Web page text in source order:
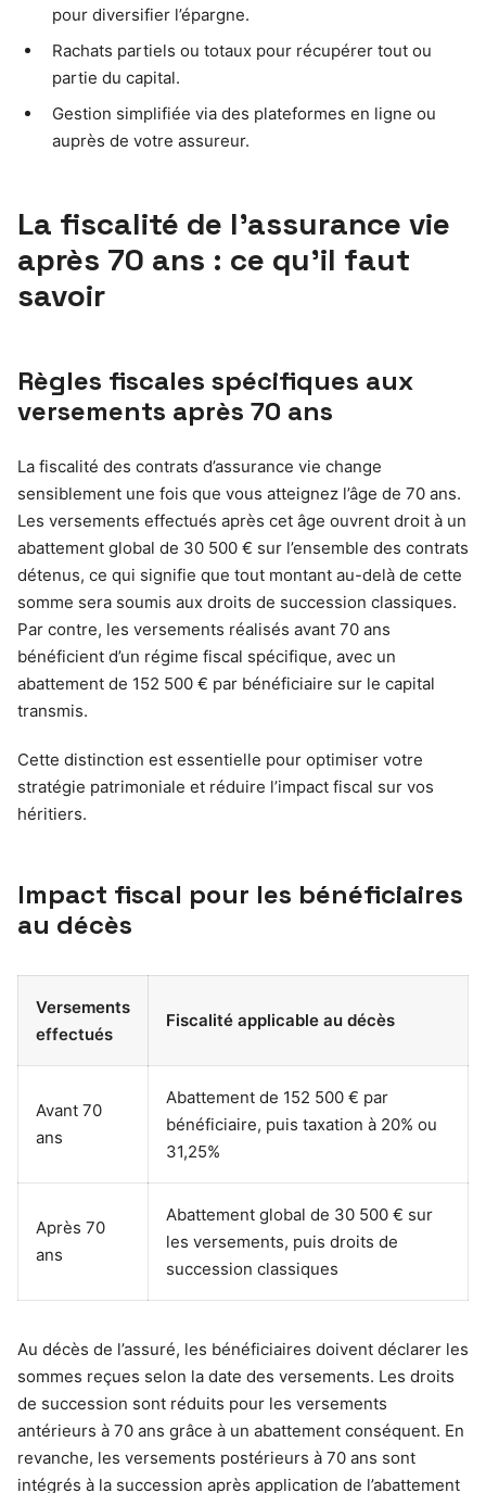
pour diversifier l’épargne.
Rachats partiels ou totaux pour récupérer tout ou
partie du capital.
Gestion simplifiée via des plateformes en ligne ou
auprès de votre assureur.
La fiscalité de l’assurance vie
après 70 ans : ce qu’il faut
savoir
Règles fiscales spécifiques aux
versements après 70 ans
La fiscalité des contrats d’assurance vie change
sensiblement une fois que vous atteignez l’âge de 70 ans.
Les versements effectués après cet âge ouvrent droit à un
abattement global de 30 500 € sur l’ensemble des contrats
détenus, ce qui signifie que tout montant au-delà de cette
somme sera soumis aux droits de succession classiques.
Par contre, les versements réalisés avant 70 ans
bénéficient d’un régime fiscal spécifique, avec un
abattement de 152 500 € par bénéficiaire sur le capital
transmis.
Cette distinction est essentielle pour optimiser votre
stratégie patrimoniale et réduire l’impact fiscal sur vos
héritiers.
Impact fiscal pour les bénéficiaires
au décès
Versements
effectués
Fiscalité applicable au décès
Avant 70
ans
Abattement de 152 500 € par
bénéficiaire, puis taxation à 20% ou
31,25%
Après 70
ans
Abattement global de 30 500 € sur
les versements, puis droits de
succession classiques
Au décès de l’assuré, les bénéficiaires doivent déclarer les
sommes reçues selon la date des versements. Les droits
de succession sont réduits pour les versements
antérieurs à 70 ans grâce à un abattement conséquent. En
revanche, les versements postérieurs à 70 ans sont
intégrés à la succession après application de l’abattement